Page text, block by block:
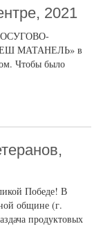
2021
МАТАНЕЛЬ» в
Чтобы было
Победе! В
общине (г.
продуктовых